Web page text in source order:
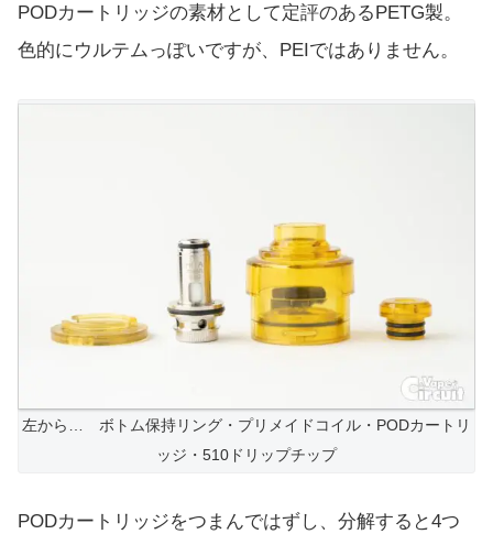
PODカートリッジの素材として定評のあるPETG製。
色的にウルテムっぽいですが、PEIではありません。
左から… ボトム保持リング・プリメイドコイル・PODカートリ
ッジ・510ドリップチップ
PODカートリッジをつまんではずし、分解すると4つ